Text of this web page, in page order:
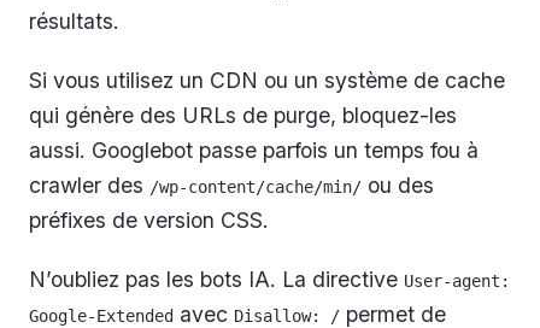
résultats.
Si vous utilisez un CDN ou un système de cache
qui génère des URLs de purge, bloquez-les
aussi. Googlebot passe parfois un temps fou à
crawler des /wp-content/cache/min/ ou des
préfixes de version CSS.
N’oubliez pas les bots IA. La directive User-agent:
Google-Extended avec Disallow: / permet de